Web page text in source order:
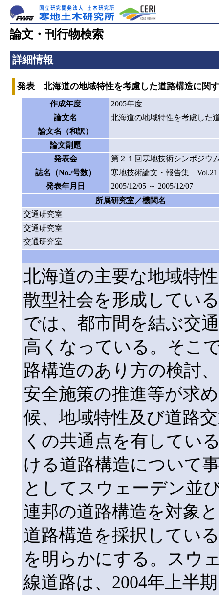
論文・刊行物検索
詳細情報
発表 北海道の地域特性を考慮した道路構造に関
作成年度
2005年度
論文名
北海道の地域特性を考慮した
論文名（和訳）
論文副題
発表会
第２１回寒地技術シンポジウ
誌名（No./号数）
寒地技術論文・報告集 Vol.21
発表年月日
2005/12/05 ～ 2005/12/07
所属研究室／機関名
交通研究室
交通研究室
交通研究室
北海道の主要な地域特
散型社会を形成してい
では、都市間を結ぶ交
高くなっている。そこ
路構造のあり方の検討
安全施策の推進等が求
候、地域特性及び道路
くの共通点を有してい
ける道路構造について
としてスウェーデン並
連邦の道路構造を対象
道路構造を採択してい
を明らかにする。スウ
線道路は、2004年上半